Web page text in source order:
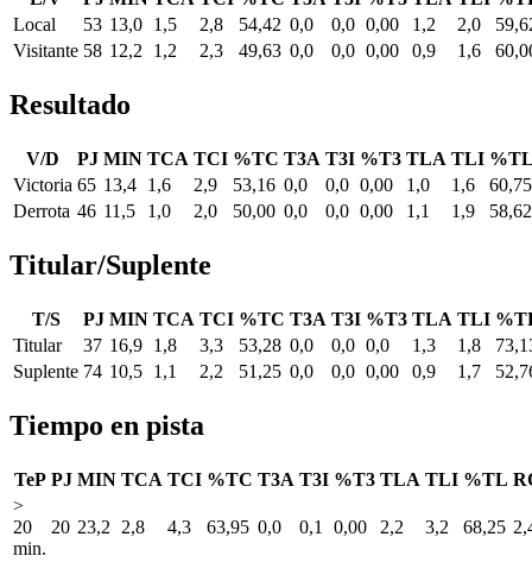
Local
53 13,0 1,5 2,8 54,42 0,0 0,0 0,00 1,2 2,0
Visitante 58 12,2 1,2 2,3 49,63 0,0 0,0 0,00 0,9 1,6
Resultado
V/D PJ MIN TCA TCI %TC T3A T3I %T3 TLA TLI
Victoria 65 13,4 1,6 2,9 53,16 0,0 0,0 0,00 1,0 1,6
60,75
Derrota 46 11,5 1,0 2,0 50,00 0,0 0,0 0,00 1,1 1,9 58,62
Titular/Suplente
T/S PJ MIN TCA TCI %TC T3A T3I %T3 TLA TLI
Titular
37 16,9 1,8 3,3 53,28 0,0 0,0 0,0 1,3 1,8
Suplente 74 10,5 1,1 2,2 51,25 0,0 0,0 0,00 0,9 1,7
Tiempo en pista
TeP PJ MIN TCA TCI %TC T3A T3I %T3 TLA TLI %TL
>
20
min.
20 23,2 2,8 4,3 63,95 0,0 0,1 0,00 2,2 3,2 68,25